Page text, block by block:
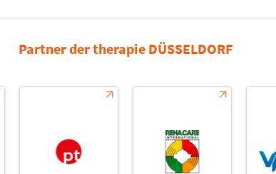
Partner der therapie DÜSSELDORF